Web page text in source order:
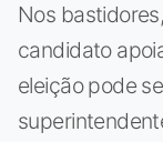
Nos
candidato
eleição pode